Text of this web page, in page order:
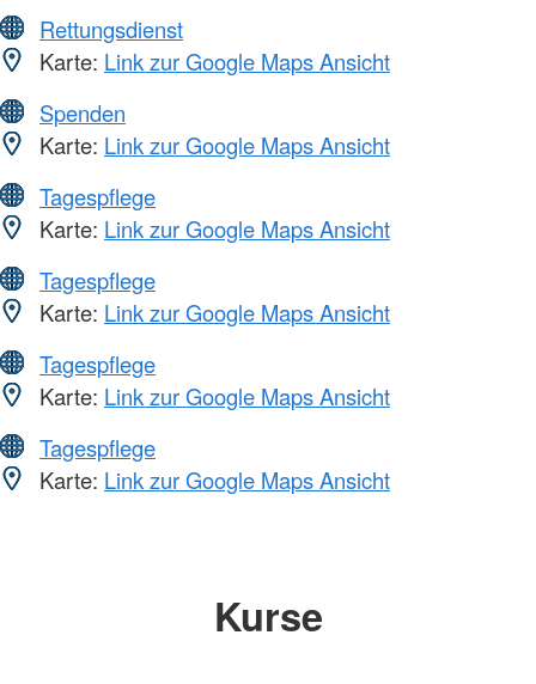
Rettungsdienst
Karte: Link zur Google Maps Ansicht
Spenden
Karte: Link zur Google Maps Ansicht
Tagespflege
Karte: Link zur Google Maps Ansicht
Tagespflege
Karte: Link zur Google Maps Ansicht
Tagespflege
Karte: Link zur Google Maps Ansicht
Tagespflege
Karte: Link zur Google Maps Ansicht
Kurse